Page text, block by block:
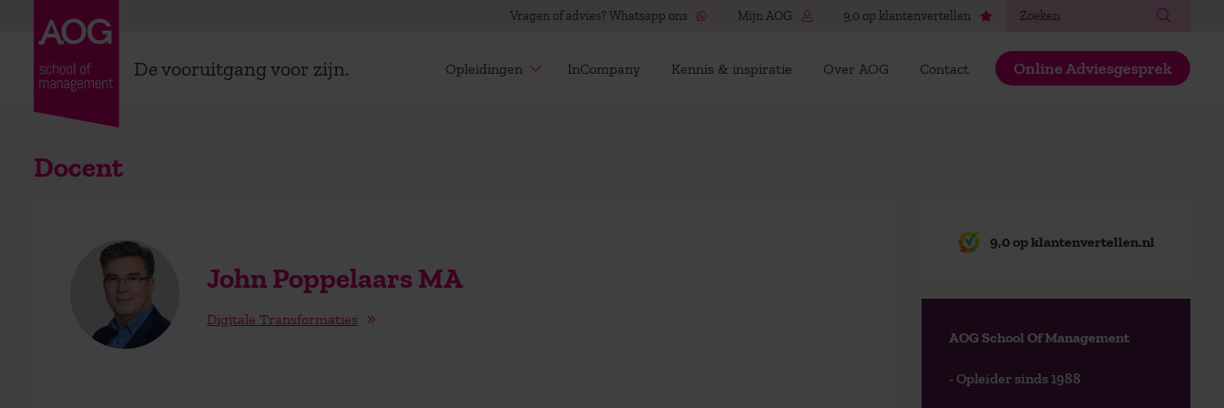
Vragen of advies? Whatsapp ons Mijn AOG 9,0 op klantenvertellen
De vooruitgang voor zijn. Opleidingen InCompany Kennis & inspiratie Over AOG Contact Online Adviesgesprek
Docent
John Poppelaars MA
Digitale Transformaties
9,0 op klantenvertellen.nl
AOG School Of Management
- Opleider sinds 1988